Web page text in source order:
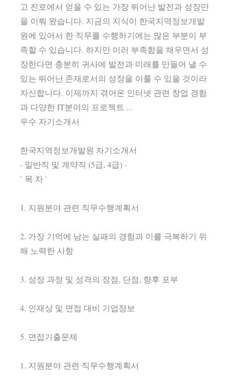
고 진로에서 얻을 수 있는 가장 뛰어난 발전과 성장만
을 이뤄 왔습니다. 지금의 지식이 한국지역정보개발
원에 있어서 한 직무를 수행하기에는 많은 부분이 부
족할 수 있습니다. 하지만 이러 부족함을 채우면서 성
장한다면 충분히 귀사에 발전과 미래를 만들어 낼 수
있는 뛰어난 존재로서의 성장을 이룰 수 있을 것이라
자신합니다. 이제까지 겪어온 인터넷 관련 창업 경험
과 다양한 IT분야의 프로젝트 ...
우수 자기소개서
한국지역정보개발원 자기소개서
- 일반직 및 계약직 (5급, 4급) -
` 목 차 `
1. 지원분야 관련 직무수행계획서
2. 가장 기억에 남는 실패의 경험과 이를 극복하기 위
해 노력한 사항
3. 성장 과정 및 성격의 장점, 단점, 향후 포부
4. 인재상 및 면접 대비 기업정보
5. 면접기출문제
1. 지원분야 관련 직무수행계획서